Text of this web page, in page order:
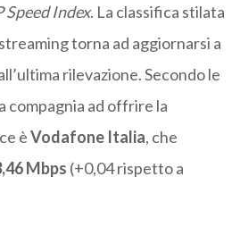
Index. La classifica stilata
torna ad aggiornarsi a
rilevazione. Secondo le
compagnia ad offrire la
èVodafone Italia, che
Mbps (+0,04 rispetto a